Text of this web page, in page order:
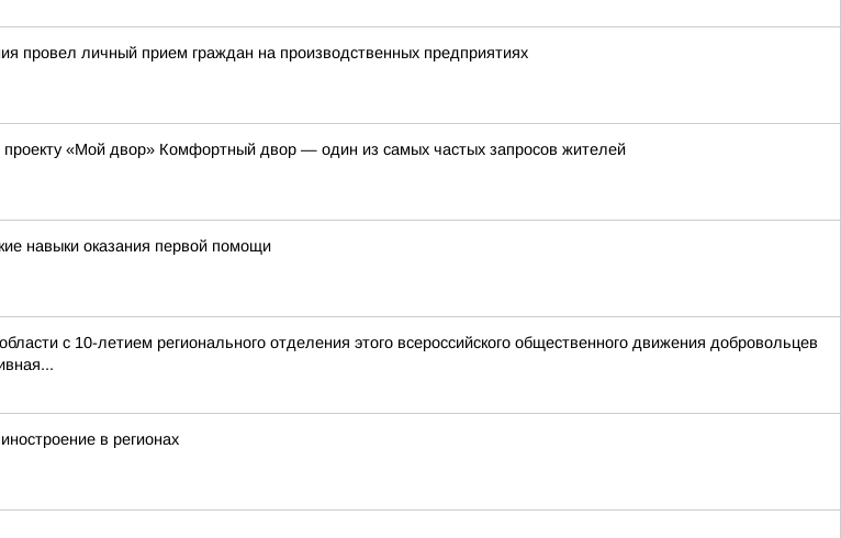
провел личный прием граждан на производственных предприятиях
«Мой двор» Комфортный двор — один из самых частых запросов жителей
навыки оказания первой помощи
с 10-летием регионального отделения этого всероссийского общественного движения добровольцев
в регионах